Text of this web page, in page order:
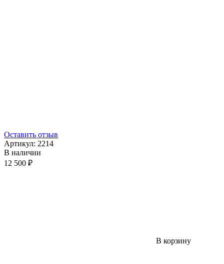
Оставить отзыв
Артикул: 2214
В наличии
12 500 ₽
В корзину